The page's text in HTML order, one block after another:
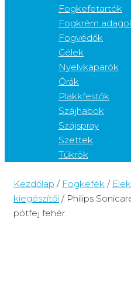
Fogkefetartók
Fogkrém
Fogvédők
Gélek
Nyelvkaparók
Órák
Plakkfestők
Szájhabok
Szájspray
Szettek
Tükrök
Kezdőlap / Fogkefék /
kiegészítői / Philips
pótfej fehér